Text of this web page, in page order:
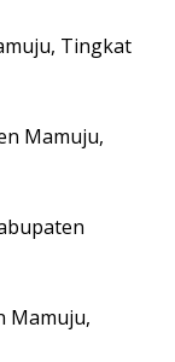
Tingkat
Mamuju,
Mamuju,